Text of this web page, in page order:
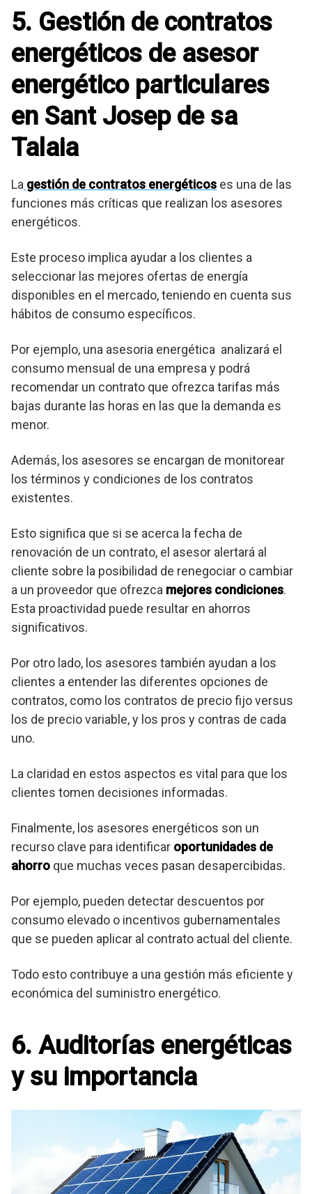
5. Gestión de contratos
energéticos de asesor
energético particulares
en Sant Josep de sa
Talaia
La gestión de contratos energéticos es una de las
funciones más críticas que realizan los asesores
energéticos.
Este proceso implica ayudar a los clientes a
seleccionar las mejores ofertas de energía
disponibles en el mercado, teniendo en cuenta sus
hábitos de consumo específicos.
Por ejemplo, una asesoria energética analizará el
consumo mensual de una empresa y podrá
recomendar un contrato que ofrezca tarifas más
bajas durante las horas en las que la demanda es
menor.
Además, los asesores se encargan de monitorear
los términos y condiciones de los contratos
existentes.
Esto significa que si se acerca la fecha de
renovación de un contrato, el asesor alertará al
cliente sobre la posibilidad de renegociar o cambiar
a un proveedor que ofrezca mejores condiciones.
Esta proactividad puede resultar en ahorros
significativos.
Por otro lado, los asesores también ayudan a los
clientes a entender las diferentes opciones de
contratos, como los contratos de precio fijo versus
los de precio variable, y los pros y contras de cada
uno.
La claridad en estos aspectos es vital para que los
clientes tomen decisiones informadas.
Finalmente, los asesores energéticos son un
recurso clave para identificar oportunidades de
ahorro que muchas veces pasan desapercibidas.
Por ejemplo, pueden detectar descuentos por
consumo elevado o incentivos gubernamentales
que se pueden aplicar al contrato actual del cliente.
Todo esto contribuye a una gestión más eficiente y
económica del suministro energético.
6. Auditorías energéticas
y su importancia